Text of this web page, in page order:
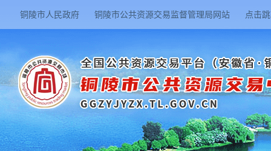
铜陵市人民政府 铜陵市公共资源交易监督管理局网站 点击